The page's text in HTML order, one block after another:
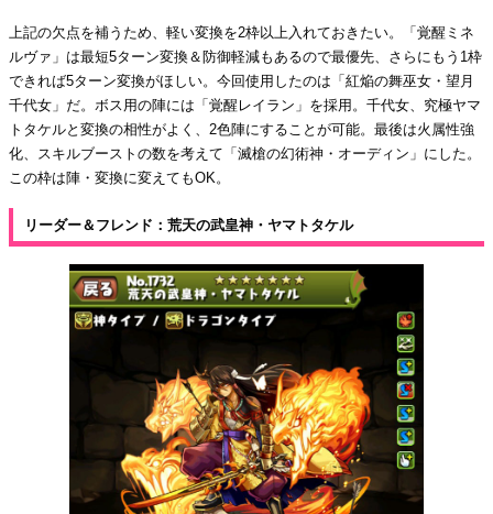
上記の欠点を補うため、軽い変換を2枠以上入れておきたい。「覚醒ミネ
ルヴァ」は最短5ターン変換＆防御軽減もあるので最優先、さらにもう1枠
できれば5ターン変換がほしい。今回使用したのは「紅焔の舞巫女・望月
千代女」だ。ボス用の陣には「覚醒レイラン」を採用。千代女、究極ヤマ
トタケルと変換の相性がよく、2色陣にすることが可能。最後は火属性強
化、スキルブーストの数を考えて「滅槍の幻術神・オーディン」にした。
この枠は陣・変換に変えてもOK。
リーダー＆フレンド：荒天の武皇神・ヤマトタケル